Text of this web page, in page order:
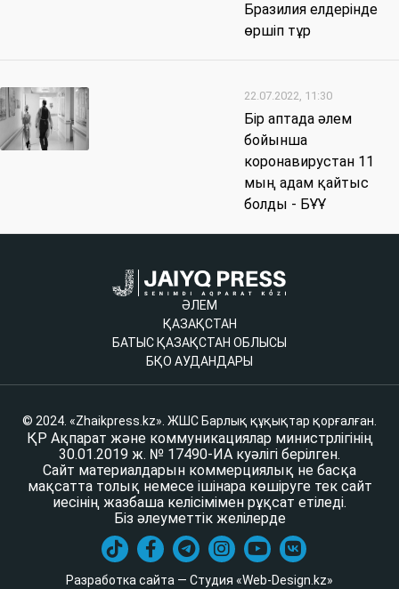
Бразилия елдерінде
өршіп тұр
22.07.2022, 11:30
Бір аптада әлем
бойынша
коронавирустан 11
мың адам қайтыс
болды - БҰҰ
ӘЛЕМ
ҚАЗАҚСТАН
БАТЫС ҚАЗАҚСТАН ОБЛЫСЫ
БҚО АУДАНДАРЫ
© 2024. «Zhaikpress.kz». ЖШС Барлық құқықтар қорғалған.
ҚР Ақпарат және коммуникациялар министрлігінің
30.01.2019 ж. № 17490-ИА куәлігі берілген.
Сайт материалдарын коммерциялық не басқа
мақсатта толық немесе ішінара көшіруге тек сайт
иесінің жазбаша келісімімен рұқсат етіледі.
Біз әлеуметтік желілерде
Разработка сайта — Студия «Web-Design.kz»